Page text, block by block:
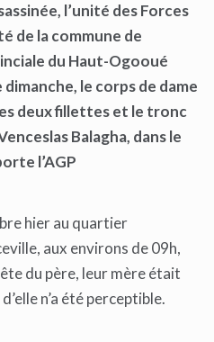
l’unité des Forces
de la commune de
du Haut-Ogooué
dimanche, le corps de dame
deux fillettes et le tronc
Balagha, dans le
l’AGP
hier au quartier
aux environs de 09h,
du père, leur mère était
n’a été perceptible.